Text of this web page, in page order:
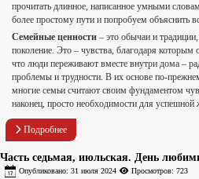
прочитать длинное, написанное умными
более простому пути и попробуем объяснить
Семейные ценности – это обычаи и
поколение. Это – чувства, благодаря которым
что люди переживают вместе внутри дома –
проблемы и трудности. В их основе по-
многие семьи считают своим фундаментом
наконец, просто необходимости для
Подробнее
Часть седьмая, июльская. День
Опубликовано: 31 июля 2024 Просмотров: 723